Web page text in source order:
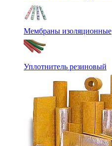
Мембраны изоляционные
Уплотнитель резиновый